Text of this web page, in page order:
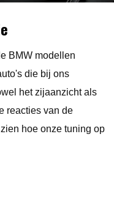
BMW modellen
die bij ons
het zijaanzicht als
reacties van de
hoe onze tuning op